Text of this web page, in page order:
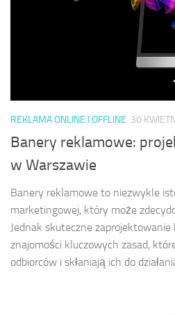
REKLAMA ONLINE I OFFLINE 30
Banery reklamowe:
w Warszawie
Banery reklamowe to niezwykle
marketingowej, który może
Jednak skuteczne
znajomości kluczowych zasad,
odbiorców i skłaniają ich do